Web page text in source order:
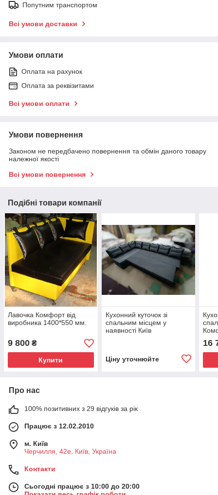
Попутним транспортом
Всі умови доставки
Умови оплати
Оплата на рахунок
Оплата за реквізитами
Всі умови оплати
Умови повернення
Законом не передбачено повернення та обмін даного товару
належної якості
Всі умови повернення
Подібні товари компанії
Лавочка Комфорт від
виробника 1400*550 мм.
9 800 ₴
Купити
Кухонний куточок зі
спальним місцем у
наявності Київ
Ціну уточнюйте
16
Про нас
100% позитивних з 29 відгуків за рік
Працює з 12.02.2010
м. Київ
Черчилля, 42е, Київ, Україна
Контакти
Сьогодні працює з 10:00 до 20:00